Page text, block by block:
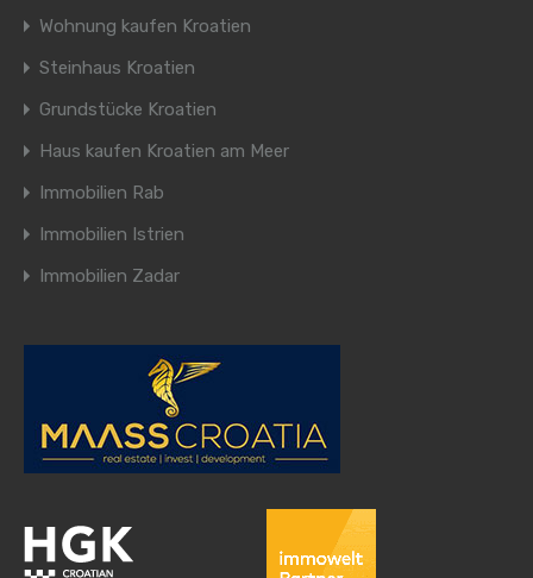
Wohnung kaufen Kroatien
Steinhaus Kroatien
Grundstücke Kroatien
Haus kaufen Kroatien am Meer
Immobilien Rab
Immobilien Istrien
Immobilien Zadar